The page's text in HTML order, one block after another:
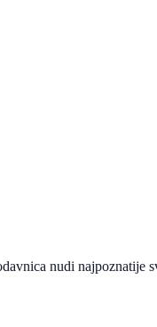
nudi najpoznatije